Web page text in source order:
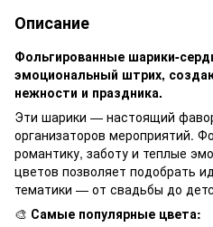
Описание
Фольгированные шарики-
эмоциональный штрих,
нежности и праздника.
Эти шарики — настоящий
организаторов мероприятий.
романтику, заботу и теплые
цветов позволяет подобрать
тематики — от свадьбы до
🎨 Самые популярные цвета: